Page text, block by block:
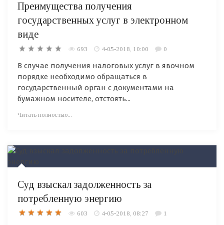
Преимущества получения
государственных услуг в электронном
виде
693 4-05-2018, 10:00 0
В случае получения налоговых услуг в явочном
порядке необходимо обращаться в
государственный орган с документами на
бумажном носителе, отстоять...
Читать полностью...
Суд взыскал задолженность за
потребленную энергию
603 4-05-2018, 08:27 1